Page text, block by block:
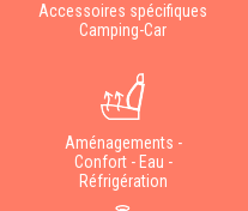
Accessoires spécifiques
Camping-Car
Aménagements -
Confort - Eau -
Réfrigération